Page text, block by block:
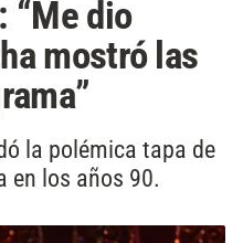
“Me dio
mostró las
la polémica tapa de
en los años 90.